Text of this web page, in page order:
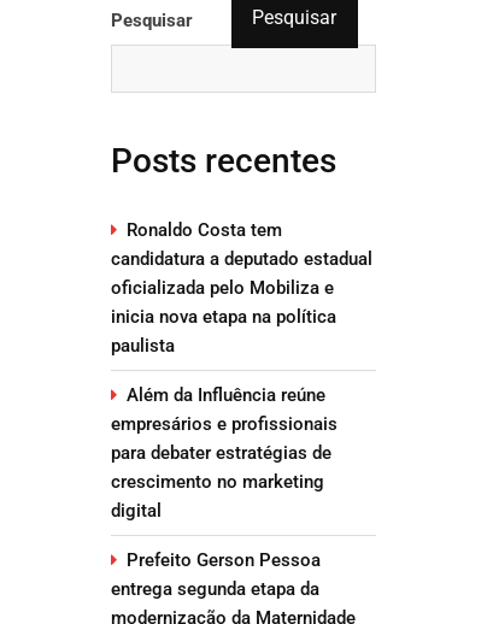
Pesquisar Pesquisar
Posts recentes
Ronaldo Costa tem
candidatura a deputado estadual
oficializada pelo Mobiliza e
inicia nova etapa na política
paulista
Além da Influência reúne
empresários e profissionais
para debater estratégias de
crescimento no marketing
digital
Prefeito Gerson Pessoa
entrega segunda etapa da
modernização da Maternidade